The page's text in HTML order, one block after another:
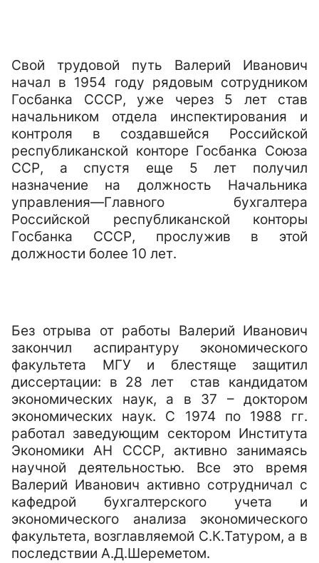
Свой трудовой путь Валерий Иванович
начал в 1954 году рядовым сотрудником
Госбанка СССР, уже через 5 лет став
начальником отдела инспектирования и
контроля в создавшейся Российской
республиканской конторе Госбанка Союза
ССР, а спустя еще 5 лет получил
назначение на должность Начальника
управления—Главного бухгалтера
Российской республиканской конторы
Госбанка СССР, прослужив в этой
должности более 10 лет.
Без отрыва от работы Валерий Иванович
закончил аспирантуру экономического
факультета МГУ и блестяще защитил
диссертации: в 28 лет
став кандидатом
экономических наук, а в 37 – доктором
экономических наук. С 1974 по 1988 гг.
работал заведующим сектором Института
Экономики АН СССР, активно занимаясь
научной деятельностью. Все это время
Валерий Иванович активно сотрудничал с
кафедрой бухгалтерского учета и
экономического анализа экономического
факультета, возглавляемой С.К.Татуром, а в
последствии А.Д.Шереметом.